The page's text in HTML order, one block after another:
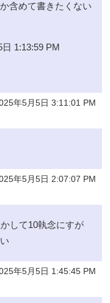
含めて書きたくない
日 1:13:59 PM
年5月5日 3:11:01 PM
年5月5日 2:07:07 PM
して10執念にすが
年5月5日 1:45:45 PM